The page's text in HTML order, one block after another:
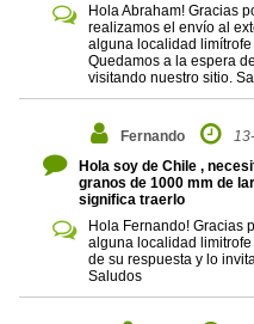
Hola Abraham! Gracias
realizamos el envío al
alguna localidad
Quedamos a la espera
visitando nuestro sitio.
Fernando
Hola soy de Chile ,
granos de 1000 mm de
significa traerlo
Hola Fernando! Gracias
alguna localidad
de su respuesta y lo
Saludos